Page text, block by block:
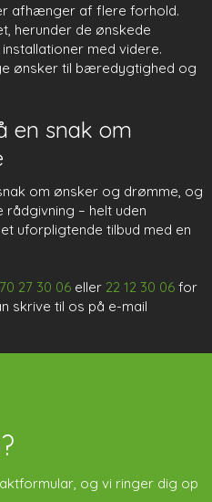
afhænger af flere forhold.
herunder de ønskede
med videre.
ønsker til bæredygtighed og
en snak om
om ønsker og drømme, og
– helt uden
uforpligtende tilbud med en
70 27 30 06eller 22 12 30 06for
skrive til os på e-mail
og vi ringer dig op